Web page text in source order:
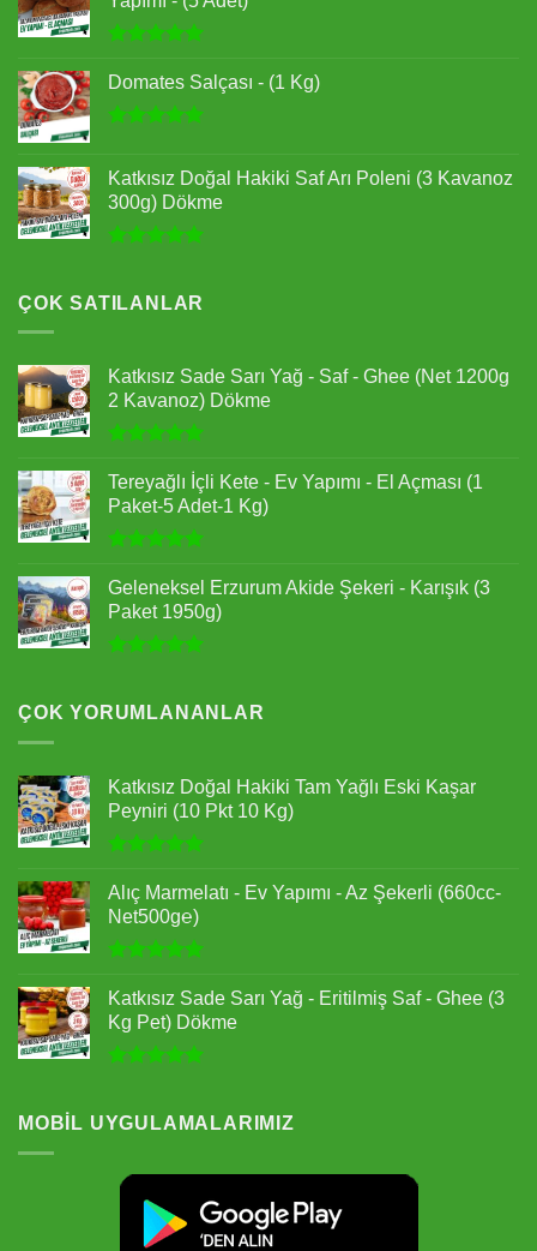
5.00oy
Domates Salçası - (1 Kg)
aldı
Katkısız Doğal Hakiki Saf Arı Poleni (3 Kavanoz
300g) Dökme
aldı
ÇOK SATILANLAR
Katkısız Sade Sarı Yağ - Saf - Ghee (Net 1200g
2 Kavanoz) Dökme
5.00oy
aldı
Tereyağlı İçli Kete - Ev Yapımı - El Açması (1
Paket-5 Adet-1 Kg)
5.00oy
aldı
Geleneksel Erzurum Akide Şekeri - Karışık (3
Paket 1950g)
aldı
ÇOK YORUMLANANLAR
Katkısız Doğal Hakiki Tam Yağlı Eski Kaşar
Peyniri (10 Pkt 10 Kg)
5.00 oy
aldı
Alıç Marmelatı - Ev Yapımı - Az Şekerli (660cc-
Net500g℮)
5.00oy
aldı
Katkısız Sade Sarı Yağ - Eritilmiş Saf - Ghee (3
Kg Pet) Dökme
aldı
MOBIL UYGULAMALARIMIZ